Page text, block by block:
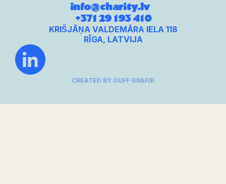
info@charity.lv
+371 29 193 410
KRIŠJĀŅA VALDEMĀRA IELA 118
RĪGA, LATVIJA
CREATED BY OUFF GRAFIK